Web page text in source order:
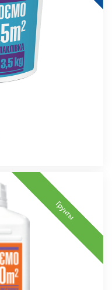
Грунты